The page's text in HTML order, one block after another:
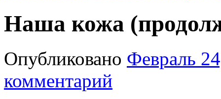
Наша кожа
Опубликовано Февраль
комментарий